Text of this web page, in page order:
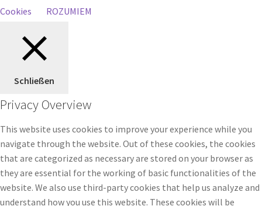
Cookies
ROZUMIEM
Schließen
Privacy Overview
This website uses cookies to improve your experience while you
navigate through the website. Out of these cookies, the cookies
that are categorized as necessary are stored on your browser as
they are essential for the working of basic functionalities of the
website. We also use third-party cookies that help us analyze and
understand how you use this website. These cookies will be